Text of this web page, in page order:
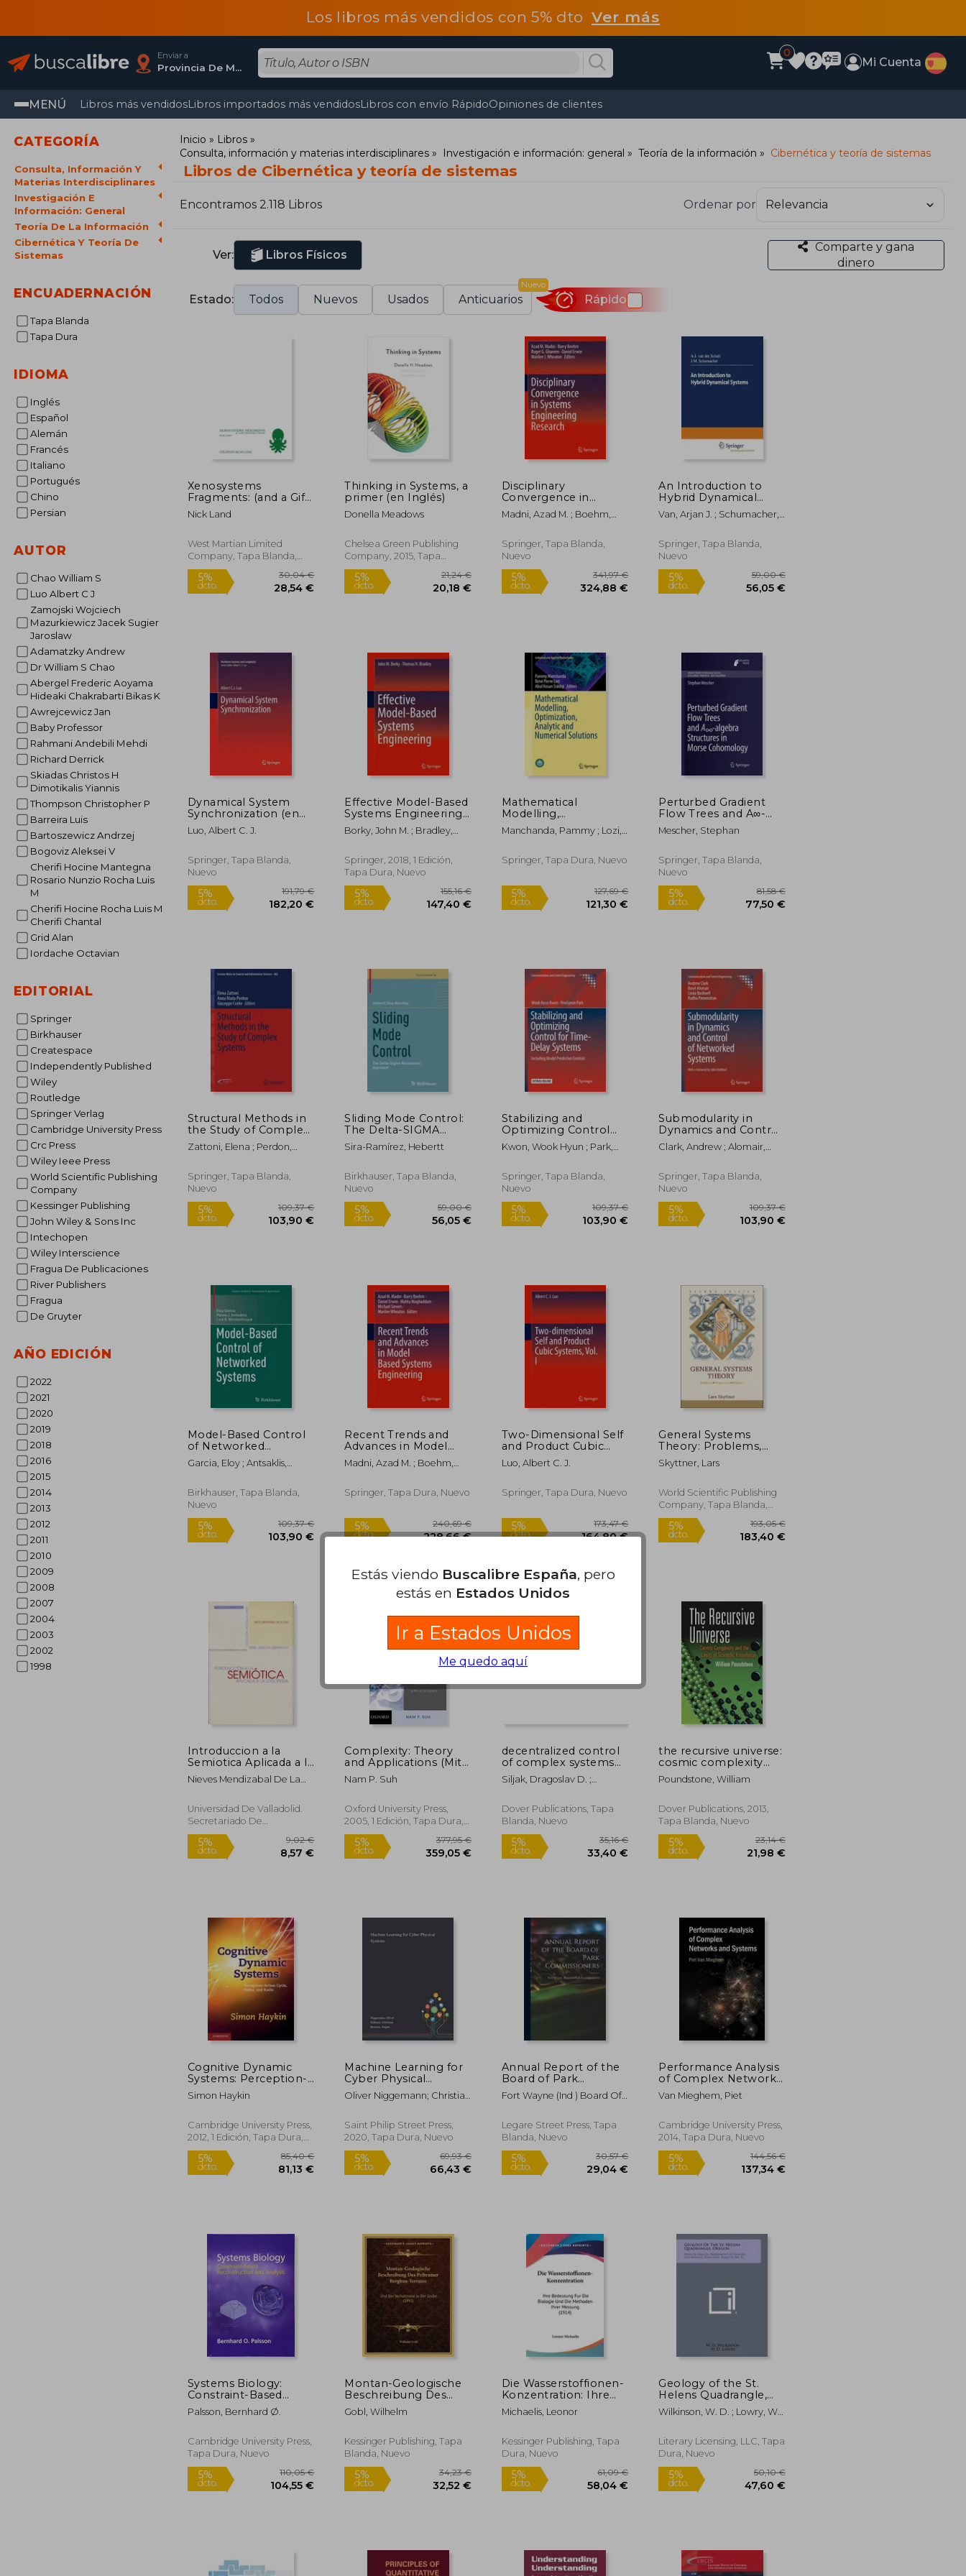
Los libros más vendidos con 5% dtoVer más
Enviar a
Provincia De Madrid
0
Mi Cuenta
MENÚ Libros más vendidosLibros importados más vendidosLibros con envío RápidoOpiniones de clientes
CATEGORÍA
Consulta, Información Y
Materias Interdisciplinares
Investigación E
Información: General
Teoría De La Información
Cibernética Y Teoría De
Sistemas
ENCUADERNACIÓN
Tapa Blanda
Tapa Dura
IDIOMA
Inglés
Español
Alemán
Francés
Italiano
Portugués
Chino
Persian
AUTOR
Chao William S
Luo Albert C J
Zamojski Wojciech
Mazurkiewicz Jacek Sugier
Jaroslaw
Adamatzky Andrew
Dr William S Chao
Abergel Frederic Aoyama
Hideaki Chakrabarti Bikas K
Awrejcewicz Jan
Baby Professor
Rahmani Andebili Mehdi
Richard Derrick
Skiadas Christos H
Dimotikalis Yiannis
Thompson Christopher P
Barreira Luis
Bartoszewicz Andrzej
Bogoviz Aleksei V
Cherifi Hocine Mantegna
Rosario Nunzio Rocha Luis
M
Cherifi Hocine Rocha Luis M
Cherifi Chantal
Grid Alan
Iordache Octavian
EDITORIAL
Springer
Birkhauser
Createspace
Independently Published
Wiley
Routledge
Springer Verlag
Cambridge University Press
Crc Press
Wiley Ieee Press
World Scientific Publishing
Company
Kessinger Publishing
John Wiley & Sons Inc
Intechopen
Wiley Interscience
Fragua De Publicaciones
River Publishers
Fragua
De Gruyter
AÑO EDICIÓN
2022
2021
2020
2019
2018
2016
2015
2014
2013
2012
2011
2010
2009
2008
2007
2004
2003
2002
1998
Inicio
Libros
Consulta, información y materias interdisciplinares
Investigación e información: general Teoría de la información Cibernética y teoría de sistemas
Libros de Cibernética y teoría de sistemas
Encontramos 2.118 Libros Ordenar por
Ver: Libros Físicos
Comparte y gana
dinero
Estado: Todos Nuevos Usados Anticuarios
Nuevo
Rápido
Xenosystems
Fragments: (and a Gift
from the Lemurs) (en
Inglés)
Nick Land
West Martian Limited
Company, Tapa Blanda,
Nuevo
dcto.
Thinking in Systems, a
primer (en Inglés)
Donella Meadows
Chelsea Green Publishing
Company, 2015, Tapa
Blanda, Nuevo
dcto.
Disciplinary
Convergence in
Systems Engineering
Research (en Inglés)
Madni, Azad M. ; Boehm,
Springer, Tapa Blanda,
Nuevo
dcto. 324,88 €
An Introduction to
Hybrid Dynamical
Systems (en Inglés)
Van, Arjan J. ; Schumacher,
Springer, Tapa Blanda,
Nuevo
dcto.
Dynamical System
Synchronization (en
Inglés)
Luo, Albert C. J.
Springer, Tapa Blanda,
Nuevo
5%
dcto.
Effective Model-Based
Systems Engineering
(en Inglés)
Borky, John M. ; Bradley,
Springer, 2018, 1 Edición,
Tapa Dura, Nuevo
dcto.
Mathematical
Modelling,
Optimization, Analytic
and Numerical
Manchanda, Pammy ; Lozi,
Hasan
Springer, Tapa Dura, Nuevo
5%
dcto.
127,69 €
121,30 €
Perturbed Gradient
Flow Trees and A∞-
Algebra Structures in
Morse Cohomology
Mescher, Stephan
Springer, Tapa Blanda,
Nuevo
5%
Structural Methods in
the Study of Complex
Systems (en Inglés)
Zattoni, Elena ; Perdon,
Giuseppe
Springer, Tapa Blanda,
Nuevo
5%
dcto.
Sliding Mode Control:
The Delta-SIGMA
Modulation Approach
(en Inglés)
Sira-Ramírez, Hebertt
Birkhauser, Tapa Blanda,
Nuevo
5%
dcto.
Stabilizing and
Optimizing Control
for Time-Delay
Systems: Including
Controls (en Inglés)
Kwon, Wook Hyun ; Park,
Springer, Tapa Blanda,
Nuevo
5%
dcto.
109,37 €
103,90 €
Submodularity in
Dynamics and Control
of Networked
Systems (en Inglés)
Clark, Andrew ; Alomair,
Springer, Tapa Blanda,
Nuevo
5%
dcto.
Model-Based Control
of Networked
Systems (en Inglés)
Garcia, Eloy ; Antsaklis,
A.
Birkhauser, Tapa Blanda,
Nuevo
109,37 €
Recent Trends and
Advances in Model
Based Systems
Engineering (en
Madni, Azad M. ; Boehm,
Springer, Tapa Dura, Nuevo
5%
dcto.
240,69 €
Two-Dimensional Self
and Product Cubic
Systems, Vol. I (en
Inglés)
Luo, Albert C. J.
Springer, Tapa Dura, Nuevo
173,47 €
164,80 €
General Systems
Theory: Problems,
Perspectives, Practice
(Second Edition) (en
Skyttner, Lars
World Scientific Publishing
Company, Tapa Blanda,
Nuevo
5%
dcto.
Introduccion a la
Semiotica Aplicada a la
Logopedia
Nieves Mendizabal De La
Universidad De Valladolid.
Secretariado De
Publicaciones E I, Tapa
Blanda, Nuevo
5%
Complexity: Theory
and Applications (Mit-
Pappalardo Series in
Mechanical
Inglés)
Nam P. Suh
Oxford University Press,
2005, 1 Edición, Tapa Dura,
Nuevo
5%
decentralized control
of complex systems
(en Inglés)
Siljak, Dragoslav D. ;
Dover Publications, Tapa
Blanda, Nuevo
5% 35,16 €
the recursive universe:
cosmic complexity
and the limits of
scientific knowledge
Poundstone, William
Dover Publications, 2013,
Tapa Blanda, Nuevo
5%
Cognitive Dynamic
Systems: Perception-
Action Cycle, Radar
and Radio (en Inglés)
Simon Haykin
Cambridge University Press,
2012, 1 Edición, Tapa Dura,
Nuevo
5%
dcto.
85,40 €
81,13 €
Machine Learning for
Cyber Physical
Systems (en Inglés)
Oliver Niggemann; Christian
J&Uuml;Rgen Beyerer
Saint Philip Street Press,
2020, Tapa Dura, Nuevo
5%
dcto.
69,93 €
66,43 €
Annual Report of the
Board of Park
Commissioners (en
Inglés)
Fort Wayne (Ind ) Board Of
Legare Street Press, Tapa
Blanda, Nuevo
5%
dcto.
30,57 €
29,04 €
Performance Analysis
of Complex Networks
and Systems (en
Inglés)
Van Mieghem, Piet
Cambridge University Press,
2014, Tapa Dura, Nuevo
5%
dcto.
Systems Biology:
Constraint-Based
Reconstruction and
Analysis (en Inglés)
Palsson, Bernhard Ø.
Cambridge University Press,
Tapa Dura, Nuevo
Montan-Geologische
Beschreibung Des
Pribramer Bergbau-
Terrains: Und Der
Grube (1892) (en
Alemán)
Gobl, Wilhelm
Kessinger Publishing, Tapa
Blanda, Nuevo
Die Wasserstoffionen-
Konzentration: Ihre
Bedeutung Fur Die
Biologie Und Die
Messung (1914) (en
Alemán)
Michaelis, Leonor
Kessinger Publishing, Tapa
Dura, Nuevo
Geology of the St.
Helens Quadrangle,
Oregon: State of
Oregon, Department
Mineral Industries,
Bulletin No. 31 (en
Wilkinson, W. D. ; Lowry, W.
Literary Licensing, LLC, Tapa
Dura, Nuevo
Estás viendo Buscalibre España, pero
estás en Estados Unidos
Ir a Estados Unidos
Me quedo aquí